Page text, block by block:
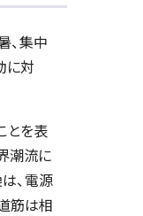
、集中
に対
とを表
潮流に
、電源
筋は相